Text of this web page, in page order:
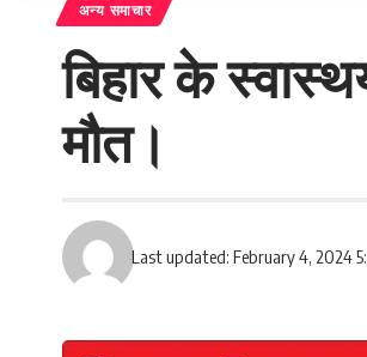
अन्य समाचार
बिहार के
मौत।
Last updated: February 4, 2024